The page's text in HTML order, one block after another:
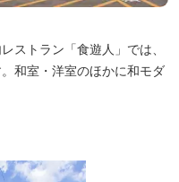
ストラン「食遊人」では、
和室・洋室のほかに和モダ